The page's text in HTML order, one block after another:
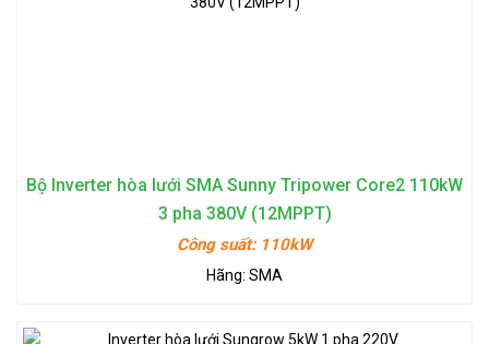
Bộ Inverter hòa lưới SMA Sunny Tripower Core2 110kW
3 pha 380V (12MPPT)
Công suất: 110kW
Hãng: SMA